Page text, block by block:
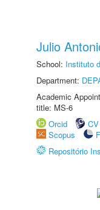
Julio
School: Instituto
Department:
Academic
title: MS-6
Orcid
Scopus
Repositório